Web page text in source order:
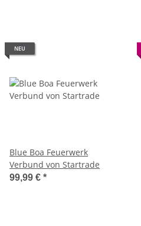
NEU
Blue Boa Feuerwerk
Verbund von Startrade
99,99 € *